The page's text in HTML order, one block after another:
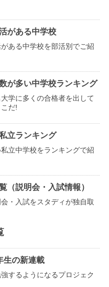
がある中学校
ある中学校を部活別でご紹
が多い中学校ランキング
学に多くの合格者を出して
だ!
立ランキング
立中学校をランキングで紹
（説明会・入試情報）
・入試をスタディが独自取
生の新連載
するようになるプロジェク